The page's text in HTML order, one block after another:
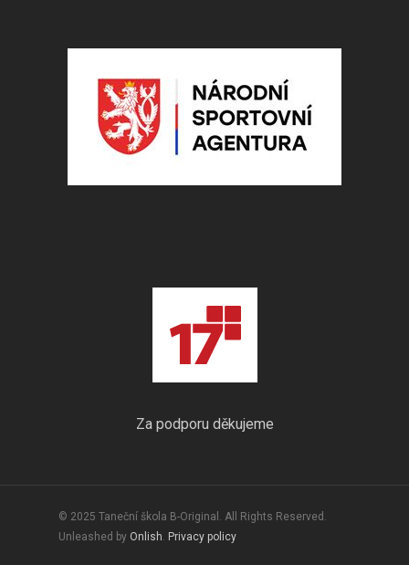
Za podporu děkujeme
© 2025 Taneční škola B-Original. All Rights Reserved.
Unleashed by Onlish. Privacy policy